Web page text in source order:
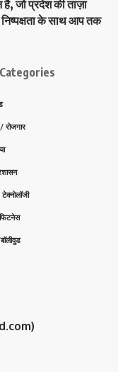
जो प्रदेश की ताज़ा
के साथ आप तक
/ रोजगार